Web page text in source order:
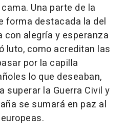
Una parte de la
forma destacada la del
alegría y esperanza
luto, como acreditan las
por la capilla
lo que deseaban,
superar la Guerra Civil y
se sumará en paz al